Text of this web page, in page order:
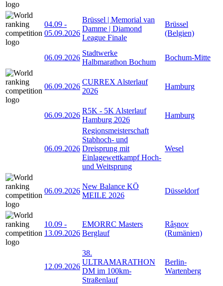
04.09 -
05.09.2026
Brüssel | Memorial van
Damme | Diamond
League Finale
Brüssel
(Belgien)
06.09.2026
Stadtwerke
Halbmarathon Bochum
Bochum-Mitte
06.09.2026
CURREX Alsterlauf
2026
Hamburg
06.09.2026
R5K - 5K Alsterlauf
Hamburg 2026
Hamburg
06.09.2026
Regionsmeisterschaft
Stabhoch- und
Dreisprung mit
Einlagewettkampf Hoch-
und Weitsprung
Wesel
06.09.2026
New Balance KÖ
MEILE 2026
Düsseldorf
10.09 -
13.09.2026
EMORRC Masters
Berglauf
Râșnov
(Rumänien)
12.09.2026
38.
ULTRAMARATHON
DM im 100km-
Straßenlauf
Berlin-
Wartenberg